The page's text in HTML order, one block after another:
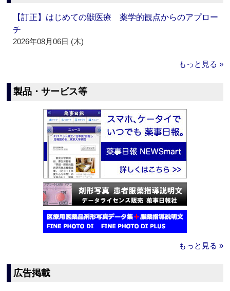
【訂正】はじめての獣医療 薬学的観点からのアプロー
チ
2026年08月06日 (木)
もっと見る »
製品・サービス等
もっと見る »
広告掲載